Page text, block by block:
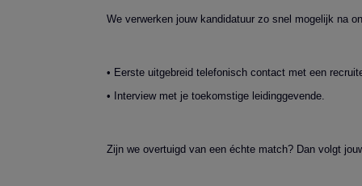
We verwerken jouw kandidatuur zo snel mogelijk na
• Eerste uitgebreid telefonisch contact met een
• Interview met je toekomstige leidinggevende.
Zijn we overtuigd van een échte match? Dan volgt